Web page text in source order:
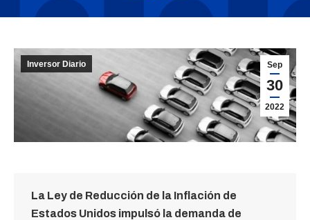
Estás aquí:
Sep
30
2022
Inversor Diario
La Ley de Reducción de la Inflación de
Estados Unidos impulsó la demanda de